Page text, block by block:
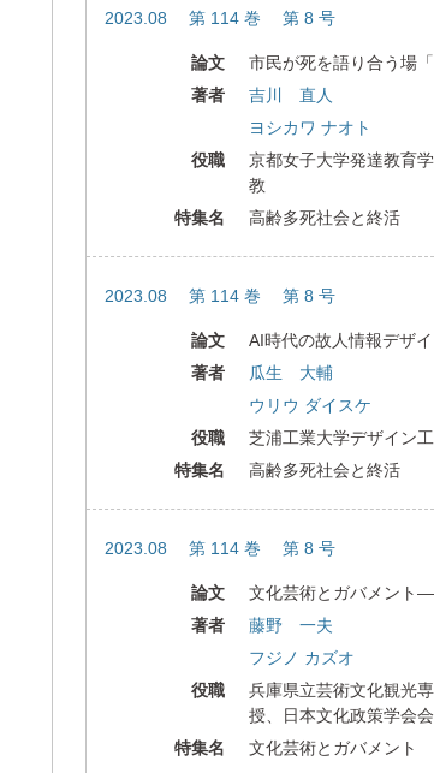
2023.08 第 114 巻 第 8 号
論文
市民が死を語り合う場
著者
吉川 直人
ヨシカワ ナオト
役職
京都女子大学発達教育
教
特集名
高齢多死社会と終活
2023.08 第 114 巻 第 8 号
論文
AI時代の故人情報デザ
著者
瓜生 大輔
ウリウ ダイスケ
役職
芝浦工業大学デザイン
特集名
高齢多死社会と終活
2023.08 第 114 巻 第 8 号
論文
文化芸術とガバメント
著者
藤野 一夫
フジノ カズオ
役職
兵庫県立芸術文化観光
授、日本文化政策学会
特集名
文化芸術とガバメント